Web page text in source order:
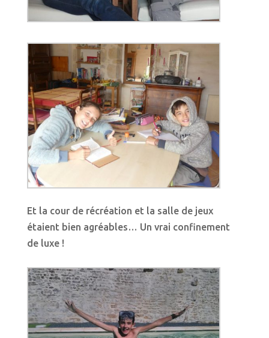
Et la cour de récréation et la salle de jeux
étaient bien agréables… Un vrai confinement
de luxe !